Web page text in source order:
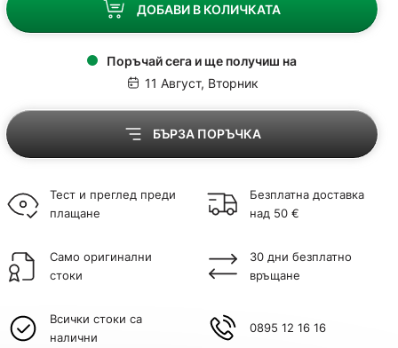
ДОБАВИ В КОЛИЧКАТА
Поръчай сега и ще получиш на
11 Август, Вторник
БЪРЗА ПОРЪЧКА
Тест и преглед преди
плащане
Безплатна доставка
над 50 €
Само оригинални
стоки
30 дни безплатно
връщане
Всички стоки са
налични
0895 12 16 16